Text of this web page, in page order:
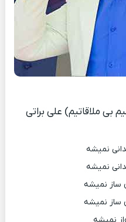
بی ملاقاتیم) علی براتی
نمیشه
نمیشه
ساز نمیشه
ساز نمیشه